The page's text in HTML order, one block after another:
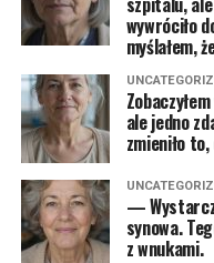
wywróciło
myślałem,
ale jedno
zmieniło
—
synowa.
z wnukami.